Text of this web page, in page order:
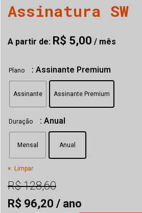
Assinatura SW
A partir de: R$ 5,00 / mês
Plano : Assinante Premium
Assinante Assinante Premium
Duração : Anual
Mensal Anual
Limpar
R$128,60
O
R$ 96,20 O
/ ano